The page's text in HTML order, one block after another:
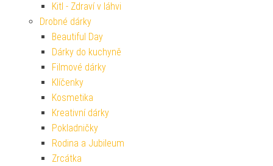
Kitl - Zdraví v láhvi
Drobné dárky
Beautiful Day
Dárky do kuchyně
Filmové dárky
Klíčenky
Kosmetika
Kreativní dárky
Pokladničky
Rodina a Jubileum
Zrcátka